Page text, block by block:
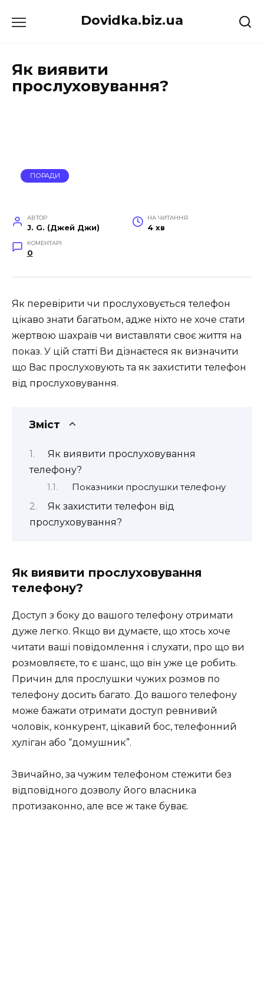
до
Dovidka.biz.ua
Як виявити
прослуховування?
ПОРАДИ
АВТОР
J. G. (Джей Джи)
НА ЧИТАННЯ
4 хв
КОМЕНТАРІ
0
Як перевірити чи прослуховується телефон
цікаво знати багатьом, адже ніхто не хоче стати
жертвою шахраїв чи виставляти своє життя на
показ. У цій статті Ви дізнаєтеся як визначити
що Вас прослуховують та як захистити телефон
від прослуховування.
Зміст
Як виявити прослуховування
телефону?
Показники прослушки телефону
Як захистити телефон від
прослуховування?
Як виявити прослуховування
телефону?
Доступ з боку до вашого телефону отримати
дуже легко. Якщо ви думаєте, що хтось хоче
читати ваші повідомлення і слухати, про що ви
розмовляєте, то є шанс, що він уже це робить.
Причин для прослушки чужих розмов по
телефону досить багато. До вашого телефону
може бажати отримати доступ ревнивий
чоловік, конкурент, цікавий бос, телефонний
хуліган або “домушник”.
Звичайно, за чужим телефоном стежити без
відповідного дозволу його власника
протизаконно, але все ж таке буває.